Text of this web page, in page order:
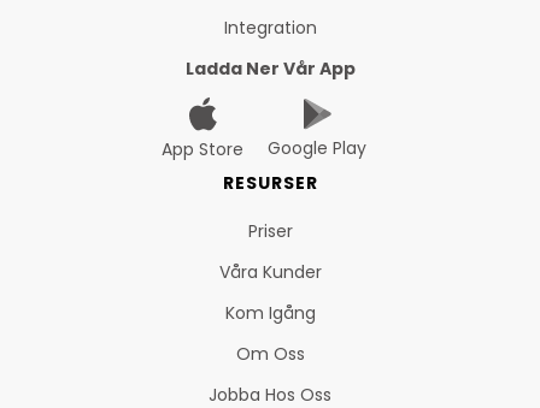
Integration
Ladda Ner Vår App
App Store
Google Play
RESURSER
Priser
Våra Kunder
Kom Igång
Om Oss
Jobba Hos Oss